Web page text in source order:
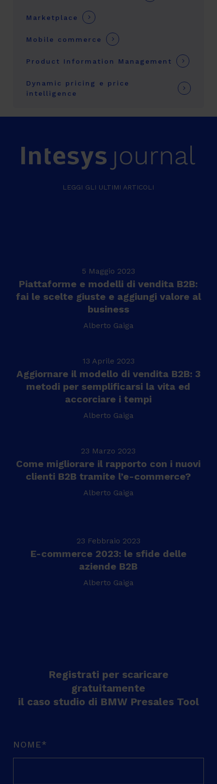
Marketplace
Mobile commerce
Product Information Management
Dynamic pricing e price
intelligence
LEGGI GLI ULTIMI ARTICOLI
5 Maggio 2023
Piattaforme e modelli di vendita B2B:
fai le scelte giuste e aggiungi valore al
business
Alberto Gaiga
13 Aprile 2023
Aggiornare il modello di vendita B2B: 3
metodi per semplificarsi la vita ed
accorciare i tempi
Alberto Gaiga
23 Marzo 2023
Come migliorare il rapporto con i nuovi
clienti B2B tramite l’e-commerce?
Alberto Gaiga
23 Febbraio 2023
E-commerce 2023: le sfide delle
aziende B2B
Alberto Gaiga
Registrati per scaricare
gratuitamente
il caso studio di BMW Presales Tool
NOME*